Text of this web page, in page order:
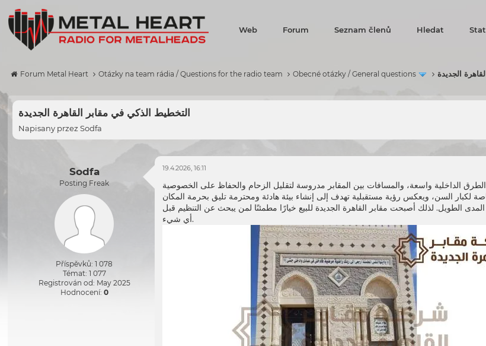
Web Forum Seznam členů Hledat
Forum Metal Heart Otázky na team rádia / Questions for the radio team Obecné otázky / General questions الجديدة
التخطيط الذكي في مقابر القاهرة الجديدة
Napisany przezSodfa
Sodfa
Posting Freak
Příspěvků: 1 078
Témat: 1 077
Registrován od: May 2025
Hodnocení: 0
19.4.2026, 16:11
المدى الطويل. لذلك أصبحت مقابر القاهرة الجديدة للبيع خيارًا مطمئنًا لمن يبحث عن التنظيم قبل
أي شيء.